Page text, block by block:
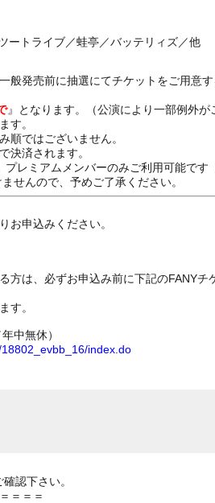
ートライブ／蛙亭／バッテリィズ／他
般発売前に抽選にてチケットをご用意
』となります。（公演により一部例外が
す。
順ではございません。
決済されます。
レミアムメンバーのみご利用可能で
せんので、予めご了承ください。
お申込みください。
方は、必ずお申込み前に下記のFANY
す。
中無休）
index.do
認下さい。
＝＝＝